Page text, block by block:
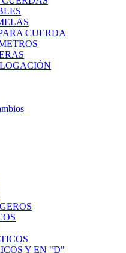
CUERDA
Y EN "D"